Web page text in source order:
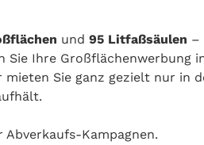
und 95 Litfaßsäulen –
Sie Ihre Großflächenwerbung
Sie ganz gezielt nur in
Kampagnen.